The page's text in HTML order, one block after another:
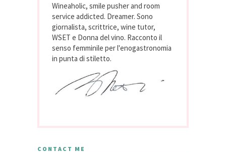
Wineaholic, smile pusher and room
service addicted. Dreamer. Sono
giornalista, scrittrice, wine tutor,
WSET e Donna del vino. Racconto il
senso femminile per l'enogastronomia
in punta di stiletto.
CONTACT ME